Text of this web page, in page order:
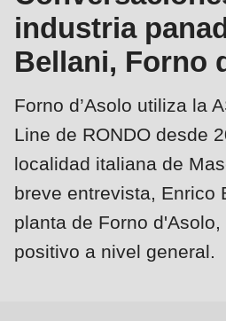
Estados Unidos · ES
Events
Newsletter
deprecated
in
>Drupal\rondo_contact\
{closure}
()
(line
modules/custom/
industria
Bellani, Forno
Forno d’Asolo utiliza la
Line de RONDO desde
localidad italiana de
breve entrevista, Enrico
planta de Forno
positivo a nivel general.
Perfil